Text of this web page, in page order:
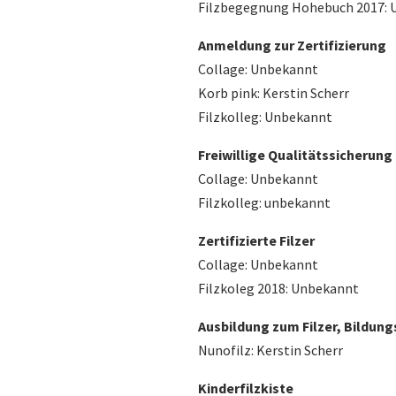
Filzbegegnung Hohebuch 2017:
Anmeldung zur Zertifizierung
Collage: Unbekannt
Korb pink: Kerstin Scherr
Filzkolleg: Unbekannt
Freiwillige Qualitätssicherung
Collage: Unbekannt
Filzkolleg: unbekannt
Zertifizierte Filzer
Collage: Unbekannt
Filzkoleg 2018: Unbekannt
Ausbildung zum Filzer,
Nunofilz: Kerstin Scherr
Kinderfilzkiste